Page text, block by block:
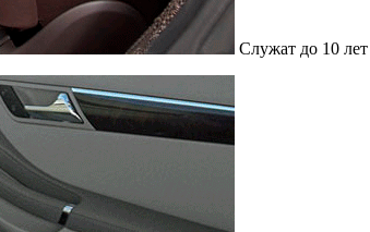
Служат до 10 лет